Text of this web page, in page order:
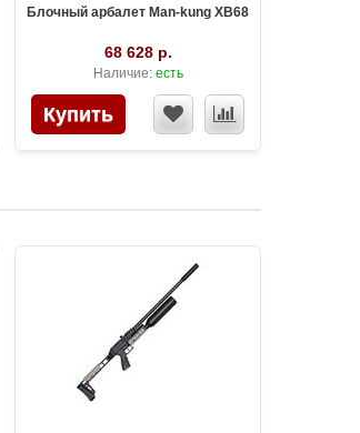
Блочный арбалет Man-kung XB68
68 628 р.
Наличие: есть